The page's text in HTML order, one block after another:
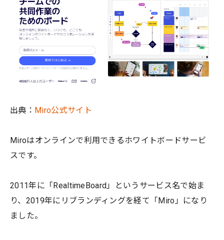
出典： Miro公式サイト
Miroはオンラインで利用できるホワイトボードサービ
スです。
2011年に「RealtimeBoard」というサービス名で始ま
り、2019年にリブランディングを経て「Miro」になり
ました。